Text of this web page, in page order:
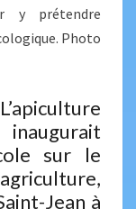
y prétendre
Photo
sur le
Jean à